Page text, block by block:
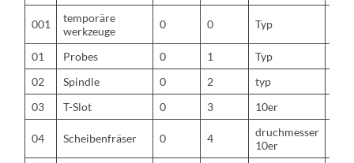
001
temporäre
werkzeuge
0 0 Typ
01 Probes 0 1 Typ
02
Spindle 0 2 typ
03
T-Slot 0 3 10er
04 Scheibenfräser 0 4
druchmesser
10er